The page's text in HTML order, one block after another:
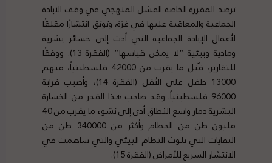
ترصد المقررة الخاصة الفشل المنهجي في وقف الابادة
الجماعية والمعاقبة عليها في غزة، وتوثق انتشارًا مقلقًا
لأعمال الإبادة الجماعية التي أدت إلى خسائر بشرية
ومادية وبيئية “لا يمكن قياسها” (الفقرة 13). ووفقًا
للتقارير، قُتل ما يقرب من 42000 فلسطينياً، منهم
13000 طفل على الأقل (الفقرة 14)، وأصيب قرابة
96000 فلسطينياً. وقد صاحب هذا القدر من الخسارة
البشرية دمار واسع النطاق أدى إلى نشوء ما يقرب من 40
مليون طن من الحطام وأكثر من 340000 طن من
النفايات التي تلوث النظام البيئي والتي ساهمت في
الانتشار السريع للأمراض (الفقرة 15).